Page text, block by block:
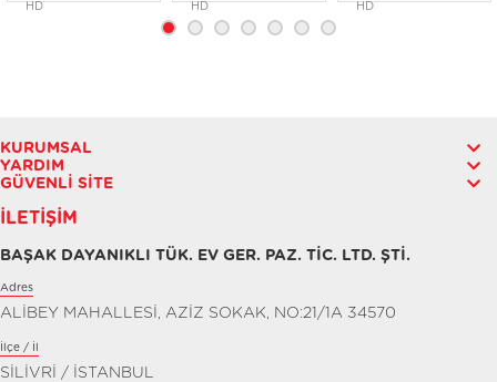
HD
HD
HD
KURUMSAL
YARDIM
GÜVENLI SITE
İLETIŞIM
BAŞAK DAYANIKLI TÜK. EV GER. PAZ. TİC. LTD. ŞTİ.
Adres
ALİBEY MAHALLESİ, AZİZ SOKAK, NO:21/1A 34570
İlçe / İl
SİLİVRİ / İSTANBUL